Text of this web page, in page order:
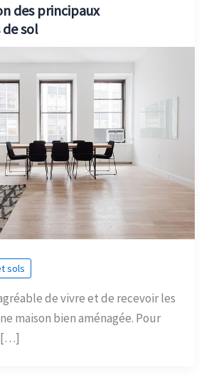
des principaux
sol
sols
de vivre et de recevoir les
maison bien aménagée. Pour
[…]